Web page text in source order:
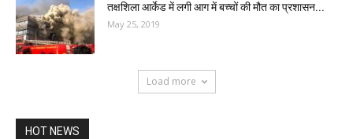
तक्षशिला आर्केड में लगी आग में बच्चों की मौत का प्रशासन...
May 25, 2019
Load more
HOT NEWS